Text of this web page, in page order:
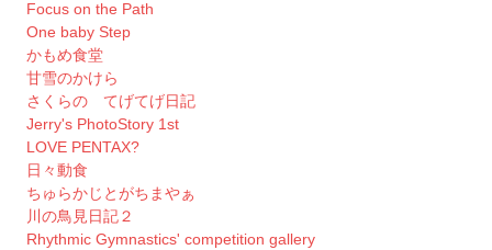
Focus on the Path
One baby Step
かもめ食堂
甘雪のかけら
さくらの てげてげ日記
Jerry's PhotoStory 1st
LOVE PENTAX?
日々動食
ちゅらかじとがちまやぁ
川の鳥見日記２
Rhythmic Gymnastics' competition gallery